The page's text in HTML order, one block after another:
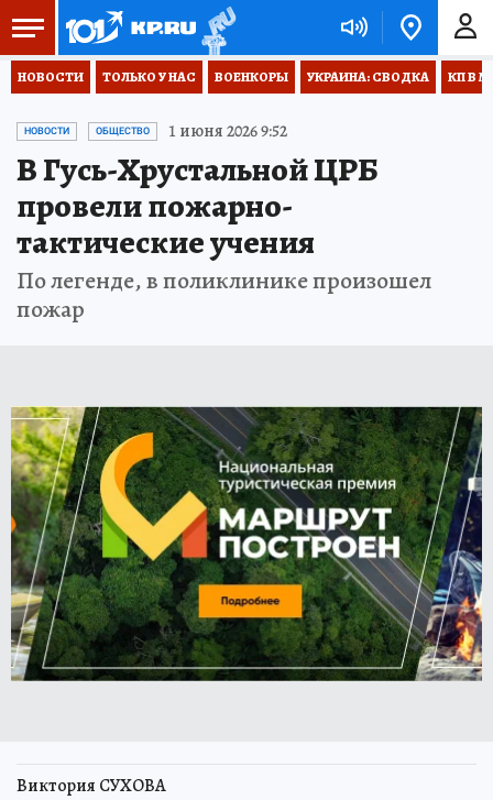
НОВОСТИ ТОЛЬКО У НАС ВОЕНКОРЫ УКРАИНА: СВОДКА КП В
НОВОСТИ ОБЩЕСТВО 1 июня 2026 9:52
В Гусь-Хрустальной ЦРБ
провели пожарно-
тактические учения
По легенде, в поликлинике произошел
пожар
Виктория СУХОВА